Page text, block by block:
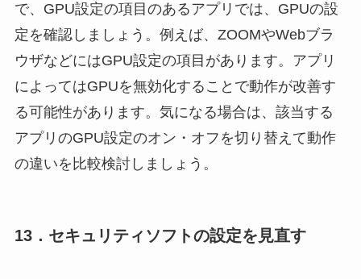
で、GPU設定の項目のあるアプリでは、GPUの設
定を確認しましょう。例えば、ZOOMやWebブラ
ウザなどにはGPU設定の項目があります。アプリ
によってはGPUを無効化することで動作が改善す
る可能性があります。気になる場合は、該当する
アプリのGPU設定のオン・オフを切り替えて動作
の違いを比較検討しましょう。
13．セキュリティソフトの設定を見直す